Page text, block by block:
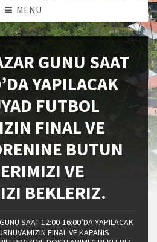
MENU
GUNU SAAT
YAPILACAK
FUTBOL
FINAL VE
BUTUN
VE
BEKLERIZ.
SAAT 12:00-16:00’DA YAPILACAK
FINAL VE KAPANIS